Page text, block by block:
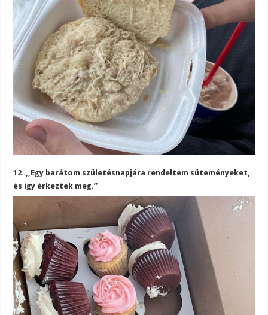
12. ,,Egy barátom születésnapjára rendeltem süteményeket,
és így érkeztek meg.”